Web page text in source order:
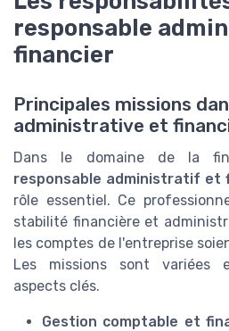
responsable
financier
Principales missions
administrative et
Dans le domaine de la
responsable administratif et
rôle essentiel. Ce
stabilité financière et
les comptes de l'entreprise
Les missions sont variées
aspects clés.
Gestion comptable et